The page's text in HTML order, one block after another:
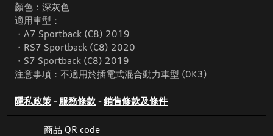
顏色：深灰色
適用車型：
・A7 Sportback (C8) 2019
・RS7 Sportback (C8) 2020
・S7 Sportback (C8) 2019
注意事項：不適用於插電式混合動力車型 (0K3)
隱私政策 - 服務條款 -銷售條款及條件
商品 QR code